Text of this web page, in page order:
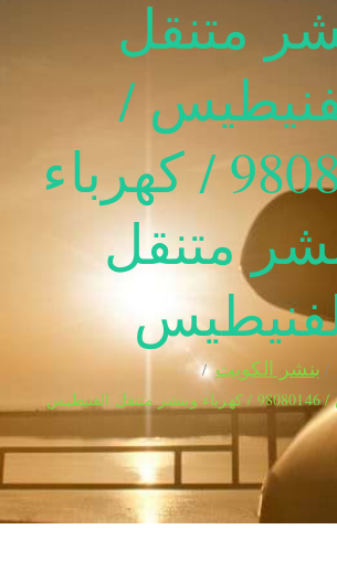
متنقل
/
98080146‬ / كهرباء
متنقل
بنشر الكويت